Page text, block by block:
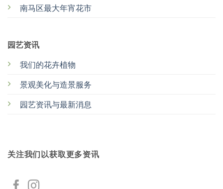
南马区最大年宵花市
园艺资讯
我们的花卉植物
景观美化与造景服务
园艺资讯与最新消息
关注我们以获取更多资讯